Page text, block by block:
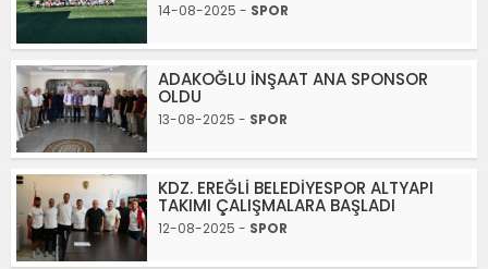
14-08-2025 - SPOR
ADAKOĞLU İNŞAAT ANA SPONSOR
OLDU
13-08-2025 - SPOR
KDZ. EREĞLİ BELEDİYESPOR ALTYAPI
TAKIMI ÇALIŞMALARA BAŞLADI
12-08-2025 - SPOR